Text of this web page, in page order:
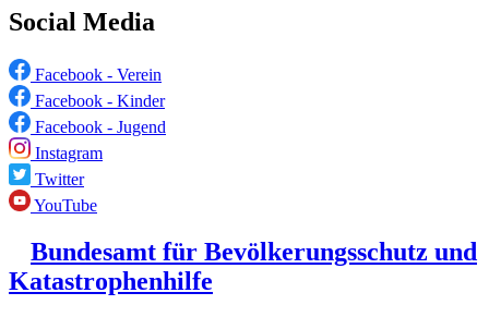
Social Media
Facebook - Verein
Facebook - Kinder
Facebook - Jugend
Instagram
Twitter
YouTube
Bundesamt für Bevölkerungsschutz und
Katastrophenhilfe